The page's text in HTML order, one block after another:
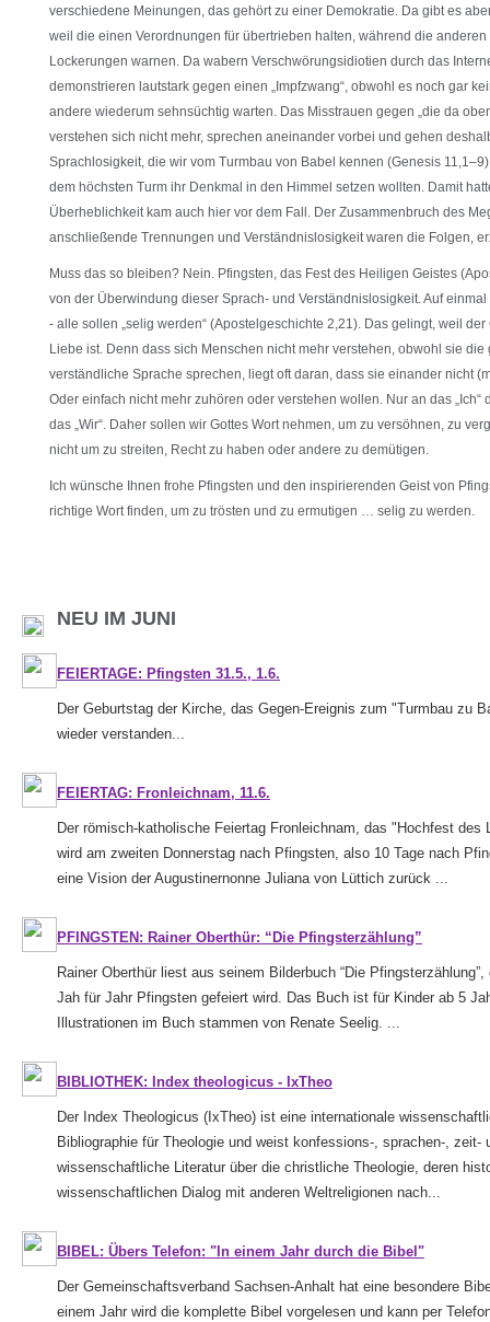
verschiedene Meinungen, das gehört zu einer Demokratie. Da gibt es
weil die einen Verordnungen für übertrieben halten, während die
Lockerungen warnen. Da wabern Verschwörungsidiotien durch das
demonstrieren lautstark gegen einen „Impfzwang“, obwohl es noch gar
andere wiederum sehnsüchtig warten. Das Misstrauen gegen „die da
verstehen sich nicht mehr, sprechen aneinander vorbei und gehen
Sprachlosigkeit, die wir vom Turmbau von Babel kennen (Genesis
dem höchsten Turm ihr Denkmal in den Himmel setzen wollten. Damit
Überheblichkeit kam auch hier vor dem Fall. Der Zusammenbruch des
anschließende Trennungen und Verständnislosigkeit waren die Folgen,
Muss das so bleiben? Nein. Pfingsten, das Fest des Heiligen Geistes
von der Überwindung dieser Sprach- und Verständnislosigkeit. Auf
- alle sollen „selig werden“ (Apostelgeschichte 2,21). Das gelingt, weil der
Liebe ist. Denn dass sich Menschen nicht mehr verstehen, obwohl sie
verständliche Sprache sprechen, liegt oft daran, dass sie einander nicht
Oder einfach nicht mehr zuhören oder verstehen wollen. Nur an das „Ich“
das „Wir“. Daher sollen wir Gottes Wort nehmen, um zu versöhnen, zu
nicht um zu streiten, Recht zu haben oder andere zu demütigen.
Ich wünsche Ihnen frohe Pfingsten und den inspirierenden Geist von
richtige Wort finden, um zu trösten und zu ermutigen … selig zu werden.
NEU IM JUNI
FEIERTAGE: Pfingsten 31.5., 1.6.
Der Geburtstag der Kirche, das Gegen-Ereignis zum "Turmbau zu
wieder verstanden...
FEIERTAG: Fronleichnam, 11.6.
Der römisch-katholische Feiertag Fronleichnam, das "Hochfest des
wird am zweiten Donnerstag nach Pfingsten, also 10 Tage nach
eine Vision der Augustinernonne Juliana von Lüttich zurück ...
PFINGSTEN: Rainer Oberthür: “Die Pfingsterzählung”
Rainer Oberthür liest aus seinem Bilderbuch “Die
Jah für Jahr Pfingsten gefeiert wird. Das Buch ist für Kinder ab 5
Illustrationen im Buch stammen von Renate Seelig. ...
BIBLIOTHEK: Index theologicus - IxTheo
Der Index Theologicus (IxTheo) ist eine internationale
Bibliographie für Theologie und weist konfessions-, sprachen-, zeit-
wissenschaftliche Literatur über die christliche Theologie, deren
wissenschaftlichen Dialog mit anderen Weltreligionen nach...
BIBEL: Übers Telefon: "In einem Jahr durch die Bibel"
Der Gemeinschaftsverband Sachsen-Anhalt hat eine besondere
einem Jahr wird die komplette Bibel vorgelesen und kann per